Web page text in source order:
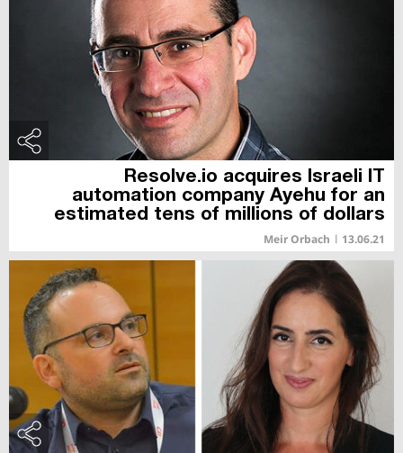
Resolve.io acquires Israeli IT
automation company Ayehu for an
estimated tens of millions of dollars
13.06.21
|
Meir Orbach